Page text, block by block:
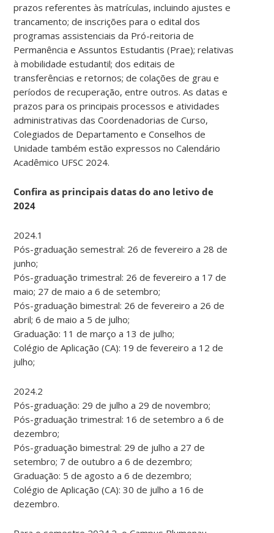
prazos referentes às matrículas, incluindo ajustes e
trancamento; de inscrições para o edital dos
programas assistenciais da Pró-reitoria de
Permanência e Assuntos Estudantis (Prae); relativas
à mobilidade estudantil; dos editais de
transferências e retornos; de colações de grau e
períodos de recuperação, entre outros. As datas e
prazos para os principais processos e atividades
administrativas das Coordenadorias de Curso,
Colegiados de Departamento e Conselhos de
Unidade também estão expressos no Calendário
Acadêmico UFSC 2024.
Confira as principais datas do ano letivo de
2024
2024.1
Pós-graduação semestral: 26 de fevereiro a 28 de
junho;
Pós-graduação trimestral: 26 de fevereiro a 17 de
maio; 27 de maio a 6 de setembro;
Pós-graduação bimestral: 26 de fevereiro a 26 de
abril; 6 de maio a 5 de julho;
Graduação: 11 de março a 13 de julho;
Colégio de Aplicação (CA): 19 de fevereiro a 12 de
julho;
2024.2
Pós-graduação: 29 de julho a 29 de novembro;
Pós-graduação trimestral: 16 de setembro a 6 de
dezembro;
Pós-graduação bimestral: 29 de julho a 27 de
setembro; 7 de outubro a 6 de dezembro;
Graduação: 5 de agosto a 6 de dezembro;
Colégio de Aplicação (CA): 30 de julho a 16 de
dezembro.